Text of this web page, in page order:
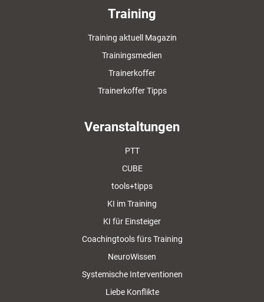
Training
Training aktuell Magazin
Trainingsmedien
Trainerkoffer
Trainerkoffer Tipps
Veranstaltungen
PTT
CUBE
tools+tipps
KI im Training
KI für Einsteiger
Coachingtools fürs Training
NeuroWissen
Systemische Interventionen
Liebe Konflikte